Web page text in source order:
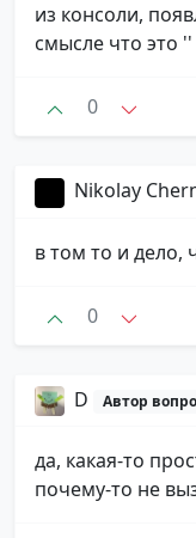
из консоли,
смысле что это
0
Nikolay
в том то и дело,
0
D Автор
да, какая-то
почему-то не